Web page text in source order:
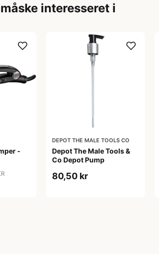
interesseret i
-
DEPOT THE MALE TOOLS CO
Depot The Male Tools &
Co Depot Pump
80,50 kr